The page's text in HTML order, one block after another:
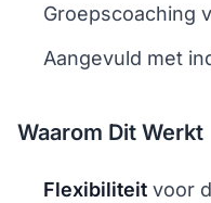
Groepscoaching
Aangevuld met
Waarom Dit Werkt
Flexibiliteit voor